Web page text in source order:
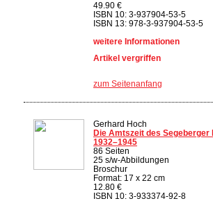
49.90 €
ISBN 10: 3-937904-53-5
ISBN 13: 978-3-937904-53-5
weitere Informationen
Artikel vergriffen
zum Seitenanfang
Gerhard Hoch
Die Amtszeit des Segeberger
1932–1945
86 Seiten
25 s/w-Abbildungen
Broschur
Format: 17 x 22 cm
12.80 €
ISBN 10: 3-933374-92-8